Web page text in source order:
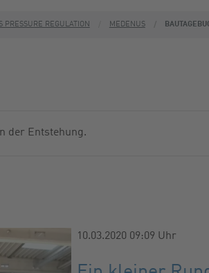
TECHNISCHE ÄNDERUNG
PRESSURE REGULATION MEDENUS
der Entstehung.
10.03.2020 09:09 Uhr